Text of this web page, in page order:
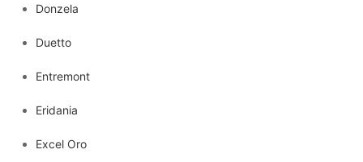
Donzela
Duetto
Entremont
Eridania
Excel Oro